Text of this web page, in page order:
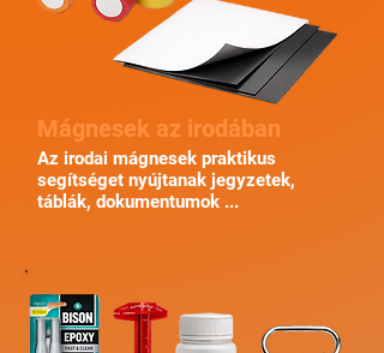
Az irodai mágnesek praktikus
segítséget nyújtanak jegyzetek,
táblák, dokumentumok ...
Mágnesek az irodában